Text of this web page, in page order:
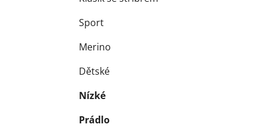
Sport
Merino
Dětské
Nízké
Prádlo